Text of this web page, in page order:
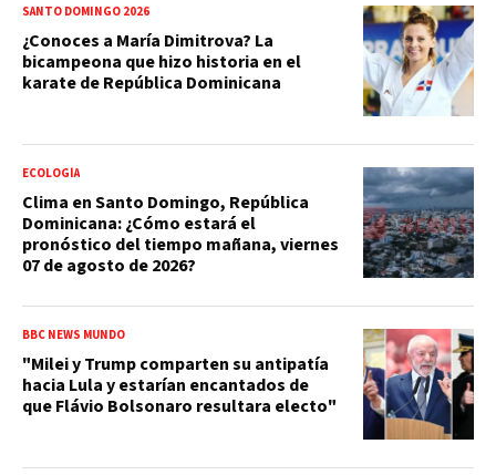
SANTO DOMINGO 2026
¿Conoces a María Dimitrova? La
bicampeona que hizo historia en el
karate de República Dominicana
ECOLOGÍA
Clima en Santo Domingo, República
Dominicana: ¿Cómo estará el
pronóstico del tiempo mañana, viernes
07 de agosto de 2026?
BBC NEWS MUNDO
"Milei y Trump comparten su antipatía
hacia Lula y estarían encantados de
que Flávio Bolsonaro resultara electo"